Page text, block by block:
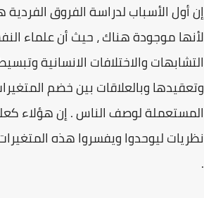
إن أول الأسباب لدراسة الفروق الفردية
لأنها موجودة هناك ، حيث أن علماء
التشابهات والاختلافات الانسانية
وتعقيدها وبالعلاقات بين خضم
المستعملة لوصف الناس . إن هؤلاء
نظريات ليوحدوا ويفسروا هذه
.